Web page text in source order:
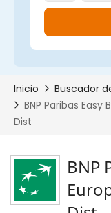
BNP